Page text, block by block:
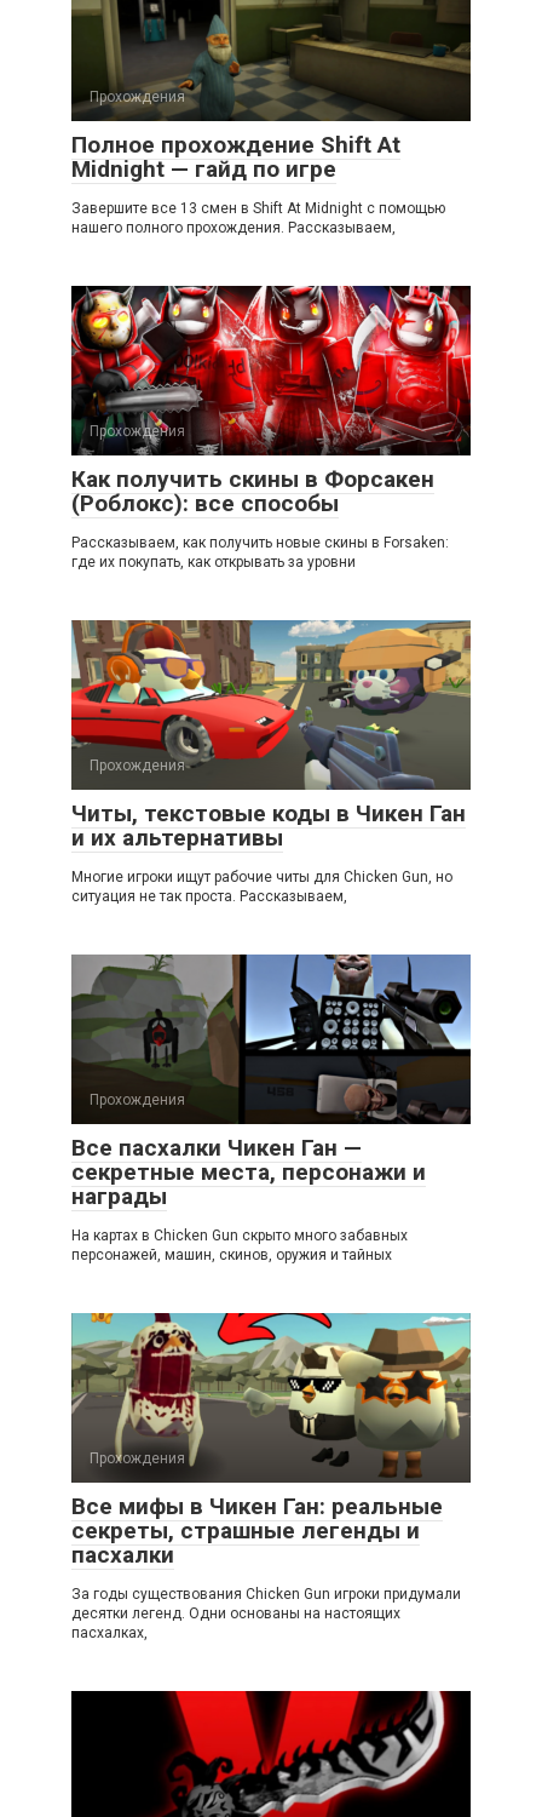
Прохождения
Полное прохождение Shift At
Midnight — гайд по игре
Завершите все 13 смен в Shift At Midnight с помощью
нашего полного прохождения. Рассказываем,
Прохождения
Как получить скины в Форсакен
(Роблокс): все способы
Рассказываем, как получить новые скины в Forsaken:
где их покупать, как открывать за уровни
Прохождения
Читы, текстовые коды в Чикен Ган
и их альтернативы
Многие игроки ищут рабочие читы для Chicken Gun, но
ситуация не так проста. Рассказываем,
Прохождения
Все пасхалки Чикен Ган —
секретные места, персонажи и
награды
На картах в Chicken Gun скрыто много забавных
персонажей, машин, скинов, оружия и тайных
Прохождения
Все мифы в Чикен Ган: реальные
секреты, страшные легенды и
пасхалки
За годы существования Chicken Gun игроки придумали
десятки легенд. Одни основаны на настоящих
пасхалках,